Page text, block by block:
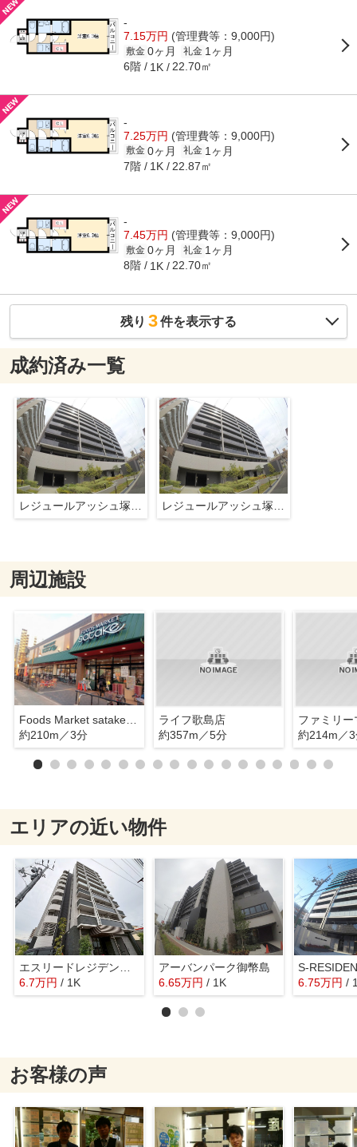
-
7.15万円 (管理費等：9,000円)
敷金 0ヶ月 礼金 1ヶ月
6階 1K 22.70㎡
-
7.25万円 (管理費等：9,000円)
敷金 0ヶ月 礼金 1ヶ月
7階 1K 22.87㎡
-
7.45万円 (管理費等：9,000円)
敷金 0ヶ月 礼金 1ヶ月
8階 1K 22.70㎡
残り 3件を表示する
成約済み一覧
レジュールアッシュ塚本レジデンス レジュールアッシュ塚本レジデンス
周辺施設
Foods Market satake 野里店
約210m／3分
ライフ歌島店
約357m／5分
約214m／
エリアの近い物件
6.7万円 / 1K
アーバンパーク御幣島
6.65万円 / 1K 6.75万円 /
お客様の声